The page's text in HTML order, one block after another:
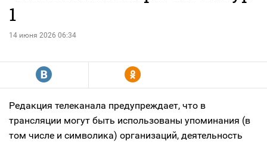
1
14 июня 2026 06:34
R Y
Редакция телеканала предупреждает, что в
трансляции могут быть использованы упоминания (в
том числе и символика) организаций, деятельность